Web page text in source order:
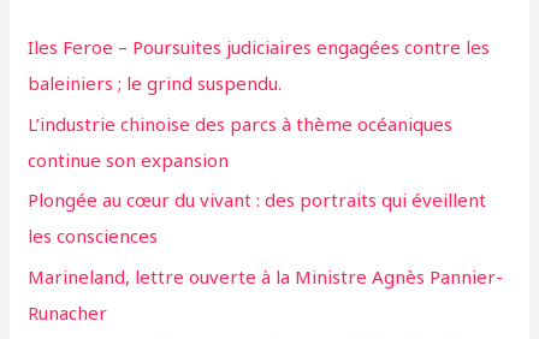
Iles Feroe – Poursuites judiciaires engagées contre les
baleiniers ; le grind suspendu.
L’industrie chinoise des parcs à thème océaniques
continue son expansion
Plongée au cœur du vivant : des portraits qui éveillent
les consciences
Marineland, lettre ouverte à la Ministre Agnès Pannier-
Runacher